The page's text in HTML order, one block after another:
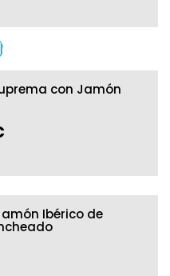
con Jamón
Ibérico de